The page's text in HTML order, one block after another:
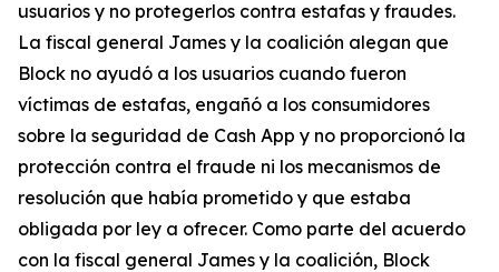
usuarios y no protegerlos contra estafas y fraudes.
La fiscal general James y la coalición alegan que
Block no ayudó a los usuarios cuando fueron
víctimas de estafas, engañó a los consumidores
sobre la seguridad de Cash App y no proporcionó la
protección contra el fraude ni los mecanismos de
resolución que había prometido y que estaba
obligada por ley a ofrecer. Como parte del acuerdo
con la fiscal general James y la coalición, Block